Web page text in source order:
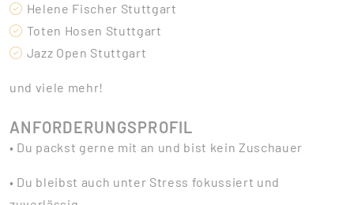
Helene Fischer Stuttgart
Toten Hosen Stuttgart
Jazz Open Stuttgart
und viele mehr!
ANFORDERUNGSPROFIL
• Du packst gerne mit an und bist kein Zuschauer
• Du bleibst auch unter Stress fokussiert und